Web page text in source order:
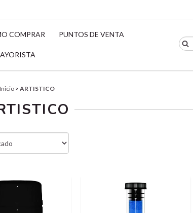
COMPRAR PUNTOS DE VENTA
Inicio > ARTISTICO